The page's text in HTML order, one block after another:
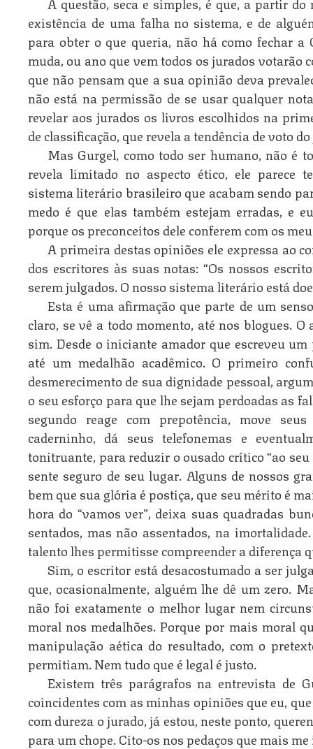
existência de uma falha no sistema, e de
para obter o que queria, não há como fechar a
muda, ou ano que vem todos os jurados votarão
que não pensam que a sua opinião deva
não está na permissão de se usar qualquer
revelar aos jurados os livros escolhidos na
de classificação, que revela a tendência de voto
Mas Gurgel, como todo ser humano, não é
revela limitado no aspecto ético, ele parece
sistema literário brasileiro que acabam sendo
medo é que elas também estejam erradas, e
porque os preconceitos dele conferem com os
A primeira destas opiniões ele expressa ao
dos escritores às suas notas: “Os nossos
serem julgados. O nosso sistema literário está
Esta é uma afirmação que parte de um
claro, se vê a todo momento, até nos blogues.
sim. Desde o iniciante amador que escreveu
até um medalhão acadêmico. O primeiro
desmerecimento de sua dignidade pessoal,
o seu esforço para que lhe sejam perdoadas as
segundo reage com prepotência, move
caderninho, dá seus telefonemas e
tonitruante, para reduzir o ousado crítico “ao
sente seguro de seu lugar. Alguns de nossos
bem que sua glória é postiça, que seu mérito é
hora do “vamos ver”, deixa suas quadradas
sentados, mas não assentados, na
talento lhes permitisse compreender a diferença
Sim, o escritor está desacostumado a ser
que, ocasionalmente, alguém lhe dê um zero.
não foi exatamente o melhor lugar nem
moral nos medalhões. Porque por mais moral
manipulação aética do resultado, com o
permitiam. Nem tudo que é legal é justo.
Existem três parágrafos na entrevista de
coincidentes com as minhas opiniões que eu,
com dureza o jurado, já estou, neste ponto,
para um chope. Cito-os nos pedaços que mais